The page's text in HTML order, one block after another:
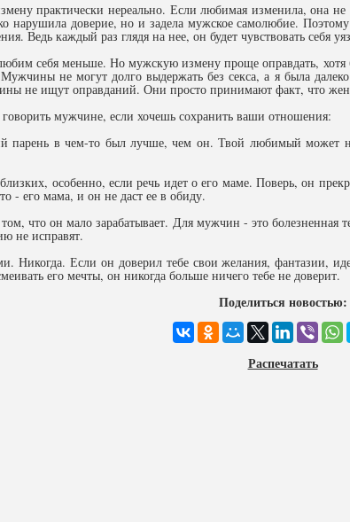
практически нереально. Если любимая изменила, она не
нарушила доверие, но и задела мужское самолюбие.
Ведь каждый раз глядя на нее, он будет чувствовать себя
себя меньше. Но мужскую измену проще оправдать,
не могут долго выдержать без секса, а я была
не ищут оправданий. Они просто принимают факт, что
говорить мужчине, если хочешь сохранить ваши отношения:
в чем-то был лучше, чем он. Твой любимый может
особенно, если речь идет о его маме. Поверь, он
- его мама, и он не даст ее в обиду.
что он мало зарабатывает. Для мужчин - это болезненная
не исправят.
Никогда. Если он доверил тебе свои желания, фантазии,
его мечты, он никогда больше ничего тебе не доверит.
Поделиться новостью:
Распечатать